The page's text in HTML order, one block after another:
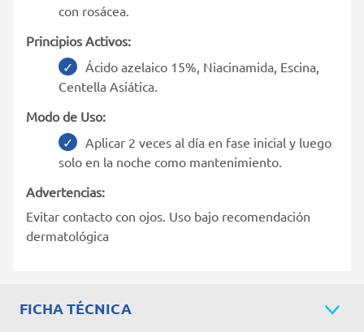
con rosácea.
Principios Activos:
Ácido azelaico 15%, Niacinamida, Escina,
Centella Asiática.
Modo de Uso:
Aplicar 2 veces al día en fase inicial y luego
solo en la noche como mantenimiento.
Advertencias:
Evitar contacto con ojos. Uso bajo recomendación
dermatológica
FICHA TÉCNICA